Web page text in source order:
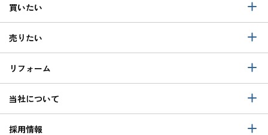
買いたい
売りたい
リフォーム
当社について
採用情報